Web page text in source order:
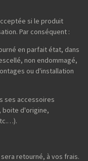
si le produit
Par conséquent :
en parfait état, dans
non endommagé,
ou d'installation
ses accessoires
boite d'origine,
retourné, à vos frais.